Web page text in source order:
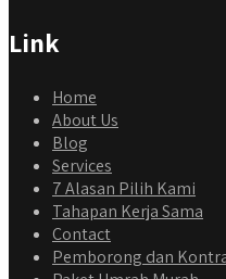
Link
Home
About Us
Blog
Services
7 Alasan Pilih Kami
Tahapan Kerja Sama
Contact
Pemborong dan